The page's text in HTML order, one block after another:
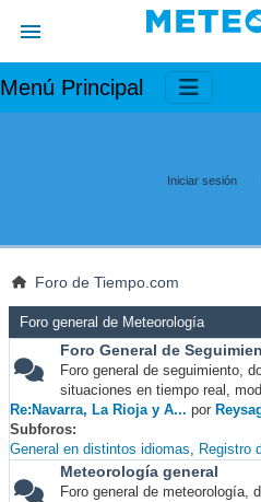
Menú Principal
Iniciar sesión
Foro de Tiempo.com
Foro general de Meteorología
Foro General de
Foro general de seguimiento,
situaciones en tiempo real,
Re:Navarra, La Rioja y A... por
Subforos
General en distintos idiomas
Registro
Meteorología general
Foro general de meteorología,